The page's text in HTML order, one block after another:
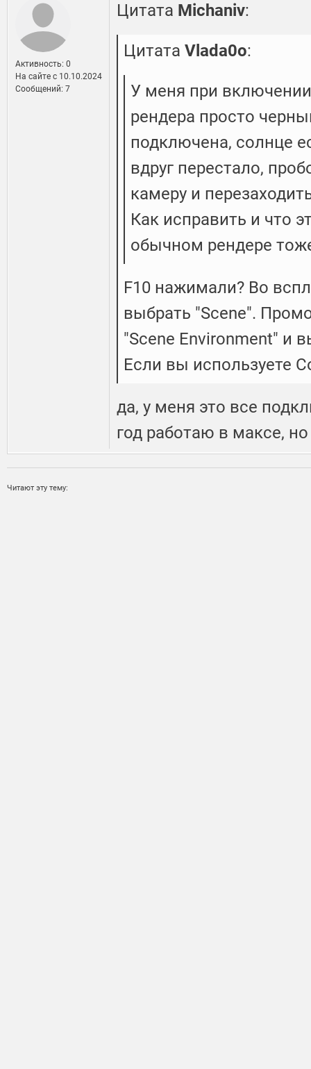
Активность: 0
На сайте c 10.10.2024
Сообщений: 7
Цитата Michaniv:
Цитата Vlada0o:
У меня при
рендера просто
подключена, солнце
вдруг перестало,
камеру и
Как исправить и что
обычном рендере
F10 нажимали? Во
выбрать "Scene".
"Scene Environment" и
Если вы используете
да, у меня это все
год работаю в максе,
Читают эту тему: